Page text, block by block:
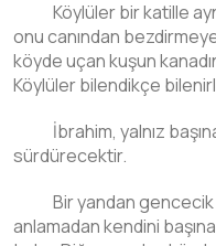
Köylüler bir katille
onu canından
köyde uçan kuşun
Köylüler bilendikçe
İbrahim, yalnız
sürdürecektir.
Bir yandan gencecik
anlamadan kendini